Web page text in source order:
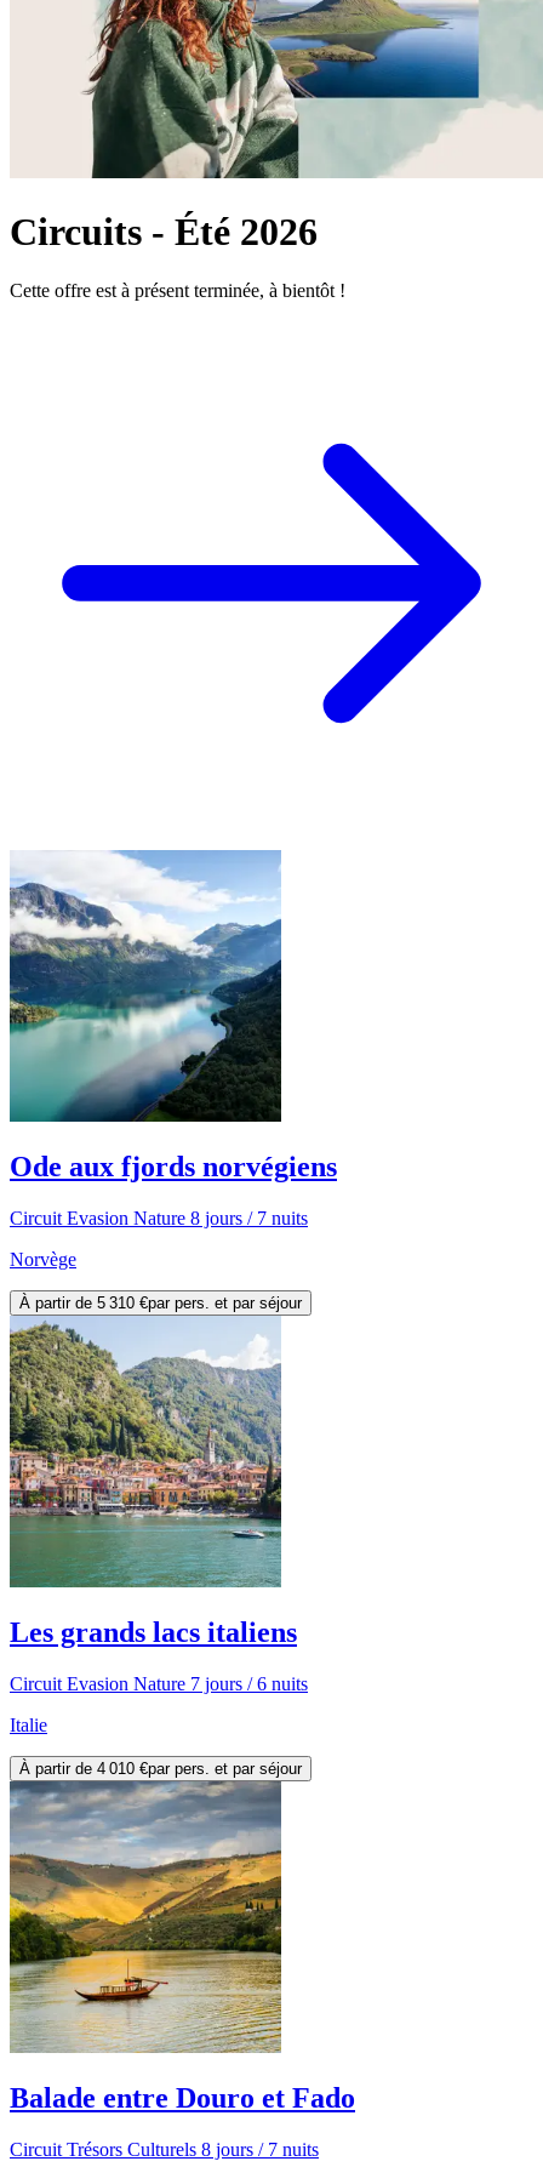
Circuits - Été 2026
Cette offre est à présent terminée, à bientôt !
Ode aux fjords norvégiens
Circuit Evasion Nature 8 jours / 7 nuits
Norvège
À partir de 5 310 €par pers. et par séjour
Les grands lacs italiens
Circuit Evasion Nature 7 jours / 6 nuits
Italie
À partir de 4 010 €par pers. et par séjour
Balade entre Douro et Fado
Circuit Trésors Culturels 8 jours / 7 nuits